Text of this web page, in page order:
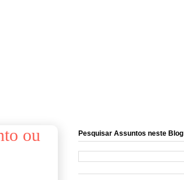
ou
Pesquisar Assuntos neste Blog